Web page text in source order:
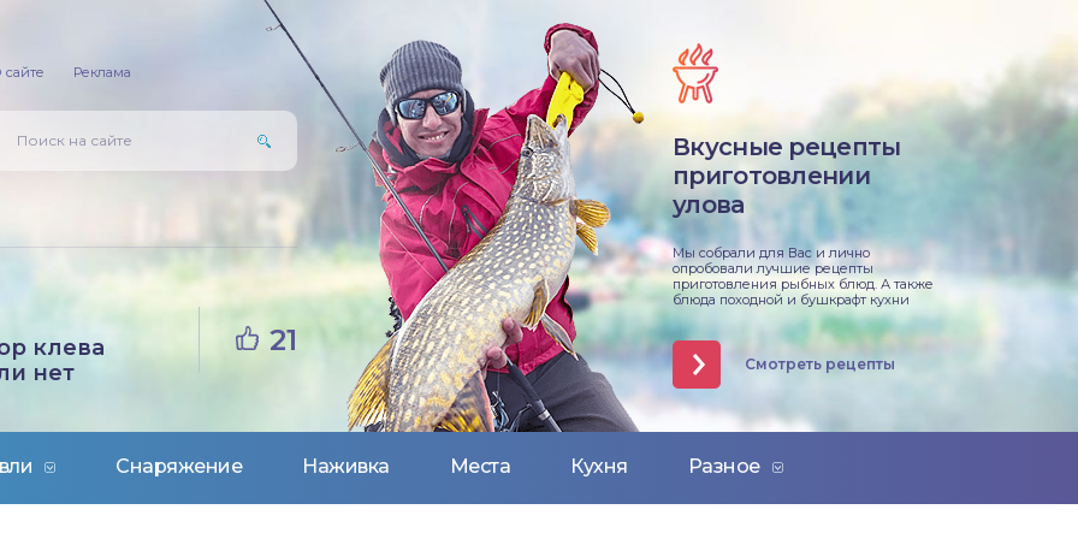
Снаряжение Наживка Места Кухня Разное
сайте Реклама
Вкусные рецепты
приготовлении
улова
Мы собрали для Вас и лично
опробовали лучшие рецепты
приготовления рыбных блюд. А также
блюда походной и бушкрафт кухни
Смотреть рецепты
клева
нет
21